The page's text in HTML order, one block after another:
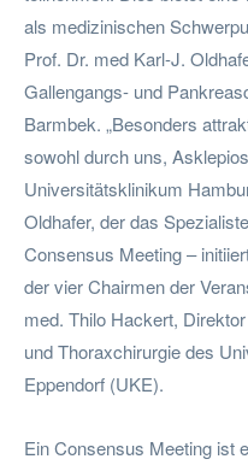
als medizinischen
Prof. Dr. med Karl-J.
Gallengangs- und
Barmbek. „Besonders
sowohl durch uns,
Universitätsklinikum
Oldhafer, der das
Consensus Meeting –
der vier Chairmen der
med. Thilo Hackert,
und Thoraxchirurgie des
Eppendorf (UKE).
Ein Consensus Meeting ist